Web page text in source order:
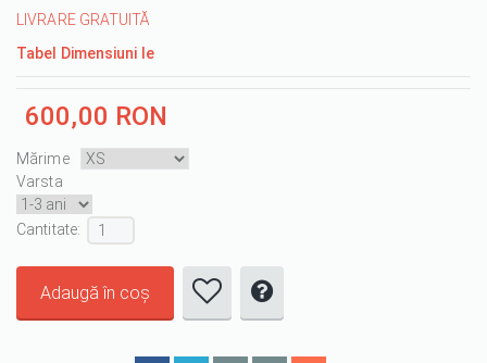
LIVRARE GRATUITĂ
Tabel Dimensiuni Ie
600,00 RON
Mărime
Varsta
Cantitate :